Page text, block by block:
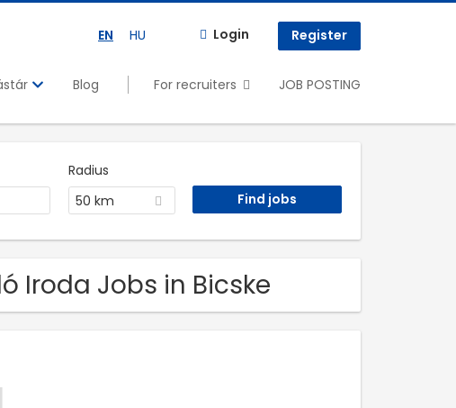
EN HU Login Register
Blog For recruiters JOB POSTING
Radius
50 km
Iroda Jobs in Bicske